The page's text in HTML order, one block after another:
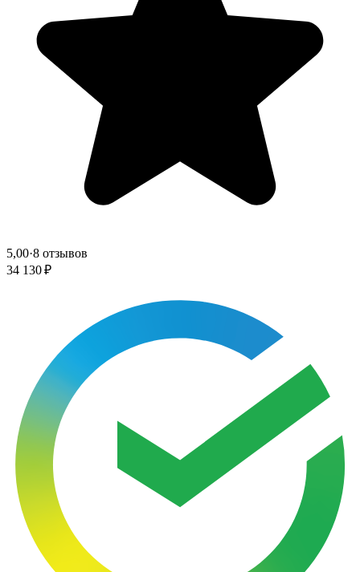
5,00·8 отзывов
34 130 ₽